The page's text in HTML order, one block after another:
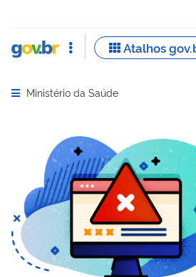
Abrir menu principal de navegação
Ministério da Saúde